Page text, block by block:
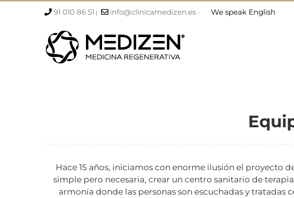
91 010 86 51 | info@clinicamedizen.es - We speak English
Hace 15 años, iniciamos con enorme ilusión el proyecto
simple pero necesaria, crear un centro sanitario de
armonía donde las personas son escuchadas y